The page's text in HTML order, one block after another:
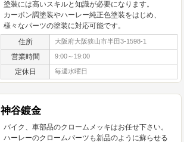
塗装には高いスキルと知識が必要になります。
カーボン調塗装やハーレー純正色塗装をはじめ、
様々なパーツの塗装に対応可能です。
住所 大阪府大阪狭山市半田3-1598-1
営業時間 9:00～19:00
定休日 毎週水曜日
神谷鍍金
バイク、車部品のクロームメッキはお任せ下さい。
ハーレーのクロームパーツも新品のように蘇らせる